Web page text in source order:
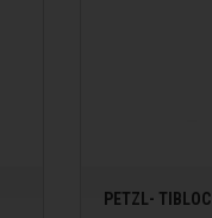
PETZL- TIBLOC